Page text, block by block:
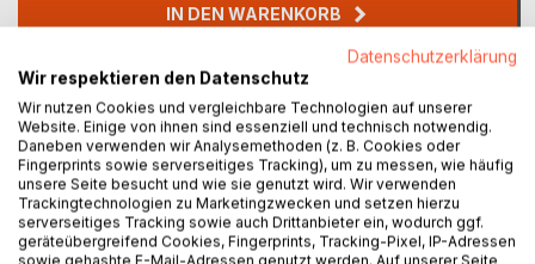
IN DEN WARENKORB
Auf die Merkliste
Titel bewerten
Datenschutzerklärung
Wir respektieren den Datenschutz
Wir nutzen Cookies und vergleichbare Technologien auf unserer
Website. Einige von ihnen sind essenziell und technisch notwendig.
Daneben verwenden wir Analysemethoden (z. B. Cookies oder
Fingerprints sowie serverseitiges Tracking), um zu messen, wie häufig
unsere Seite besucht und wie sie genutzt wird. Wir verwenden
Trackingtechnologien zu Marketingzwecken und setzen hierzu
serverseitiges Tracking sowie auch Drittanbieter ein, wodurch ggf.
geräteübergreifend Cookies, Fingerprints, Tracking-Pixel, IP-Adressen
sowie gehashte E-Mail-Adressen genutzt werden. Auf unserer Seite